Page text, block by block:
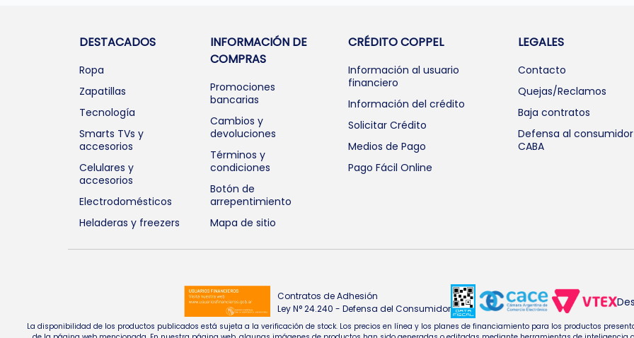
DESTACADOS
Ropa
Zapatillas
Tecnología
Smarts TVs y
accesorios
Celulares y
accesorios
Electrodomésticos
Heladeras y freezers
INFORMACIÓN DE
COMPRAS
Promociones
bancarias
Cambios y
devoluciones
Términos y
condiciones
Botón de
arrepentimiento
Mapa de sitio
CRÉDITO COPPEL
Información al usuario
financiero
Información del crédito
Solicitar Crédito
Medios de Pago
Pago Fácil Online
LEGALES
Contacto
Quejas/Reclamos
Baja contratos
Defensa al consumidor
CABA
Contratos de Adhesión
Ley N° 24.240 - Defensa del Consumidor
La disponibilidad de los productos publicados está sujeta a la verificación de stock. Los precios en línea y los planes de financiamiento para los productos